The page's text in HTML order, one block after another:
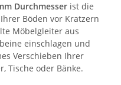
Durchmesser ist die
Böden vor Kratzern
Möbelgleiter aus
einschlagen und
Verschieben Ihrer
Tische oder Bänke.